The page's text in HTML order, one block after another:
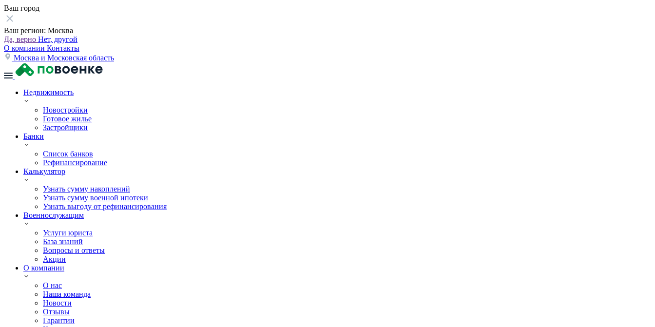
Ваш город
Ваш регион: Москва
Да, верно Нет, другой
О компании Контакты
Москва и Московская область
Недвижимость
Новостройки
Готовое жилье
Застройщики
Банки
Список банков
Рефинансирование
Калькулятор
Узнать сумму накоплений
Узнать сумму военной ипотеки
Узнать выгоду от рефинансирования
Военнослужащим
Услуги юриста
База знаний
Вопросы и ответы
Акции
О компании
О нас
Наша команда
Новости
Отзывы
Гарантии